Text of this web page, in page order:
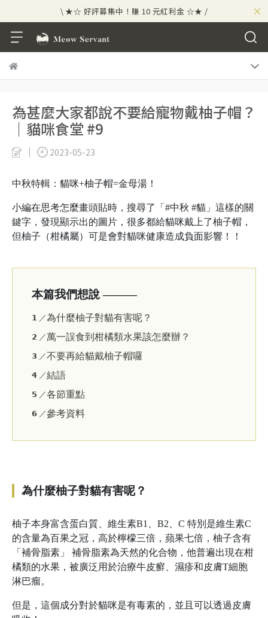
×
\ ★☆ 好評募集中！賺 10 元紅利金 ☆★ /
⟡⣠𝘄𝗲𝗹𝗰𝗼𝗺𝗲 ⁘ 新會員贈 50 元紅利金
\ ★☆ 好評募集中！賺 10 元紅利金 ☆★ /
為甚麼大家都說不要給寵物戴柚子帽？
｜貓咪食堂 #9
2023-05-23
中秋特輯：貓咪+柚子帽=金母湯！
小編在思考怎麼畫頭貼時，搜尋了「#中秋 #貓」這樣的關
鍵字，發現顯示出的圖片，很多都給貓咪戴上了柚子帽，
但柚子（柑橘屬）可是會對貓咪健康造成負面影響！！
本篇我們想說 ———
𝟭 ／為什麼柚子對貓有害呢？
𝟮 ／萬一誤食到柑橘類水果該怎麼辦？
𝟯 ／不要再給貓戴柚子帽囉
𝟰 ／結語
𝟱 ／各節重點
𝟲 ／參考資料
為什麼柚子對貓有害呢？
柚子本身富含蛋白質、維生素B1、B2、C 特別是維生素C
的含量為百果之冠，高於檸檬三倍，蘋果七倍，柚子含有
「補骨脂素」 補骨脂素為天然的化合物，他普遍出現在柑
橘類的水果，被廣泛用於治療牛皮癬、濕疹和皮膚T細胞
淋巴瘤。
但是，這個成分對於貓咪是有毒素的，並且可以透過皮膚